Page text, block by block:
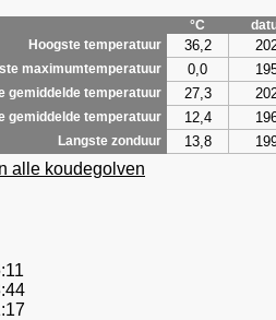
°C
Hoogste temperatuur
36,2
maximumtemperatuur 0,0
gemiddelde temperatuur 27,3
gemiddelde temperatuur 12,4
Langste zonduur 13,8
alle koudegolven